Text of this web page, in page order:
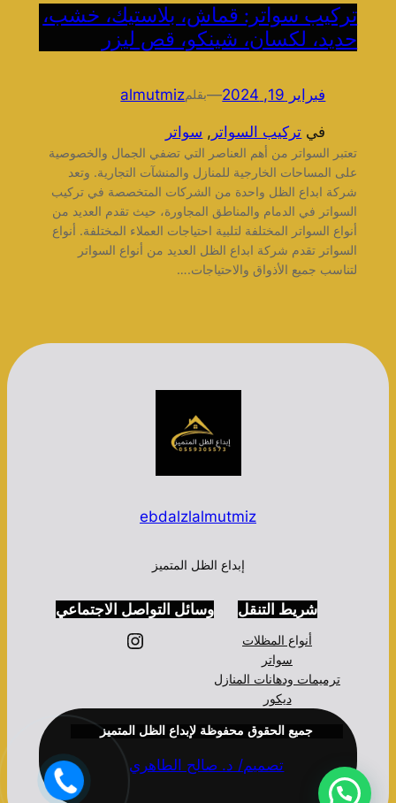
تركيب سواتر: قماش، بلاستيك، خشب،
حديد، لكسان، شينكو، قص ليزر
فبراير 19, 2024 —بقلمalmutmiz
في تركيب السواتر , سواتر
تعتبر السواتر من أهم العناصر التي تضفي الجمال والخصوصية
على المساحات الخارجية للمنازل والمنشآت التجارية. وتعد
شركة ابداع الظل واحدة من الشركات المتخصصة في تركيب
السواتر في الدمام والمناطق المجاورة، حيث تقدم العديد من
أنواع السواتر المختلفة لتلبية احتياجات العملاء المختلفة. أنواع
السواتر تقدم شركة ابداع الظل العديد من أنواع السواتر
لتناسب جميع الأذواق والاحتياجات.…
ebdalzlalmutmiz
إبداع الظل المتميز
شريط التنقل
أنواع المظلات
سواتر
ترميمات ودهانات المنازل
ديكور
وسائل التواصل الاجتماعي
إنستجرام
جميع الحقوق محفوظة لإبداع الظل المتميز
تصميم/ د. صالح الطاهري